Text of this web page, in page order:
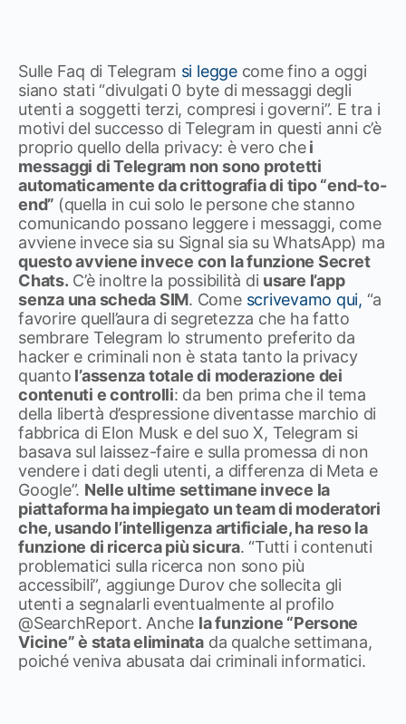
Sulle Faq di Telegram si leggecome fino a oggi
siano stati “divulgati 0 byte di messaggi degli
utenti a soggetti terzi, compresi i governi”. E tra i
motivi del successo di Telegram in questi anni c’è
proprio quello della privacy: è vero chei
messaggi di Telegram non sono protetti
automaticamente da crittografia di tipo “end-to-
end” (quella in cui solo le persone che stanno
comunicando possano leggere i messaggi, come
avviene invece sia su Signal sia su WhatsApp) ma
questo avviene invece con la funzione Secret
Chats. C’è inoltre la possibilità di usare l’app
senza una scheda SIM. Comescrivevamo qui, “a
favorire quell’aura di segretezza che ha fatto
sembrare Telegram lo strumento preferito da
hacker e criminali non è stata tanto la privacy
quanto l’assenza totale di moderazione dei
contenuti e controlli: da ben prima che il tema
della libertà d’espressione diventasse marchio di
fabbrica di Elon Musk e del suo X, Telegram si
basava sul laissez-faire e sulla promessa di non
vendere i dati degli utenti, a differenza di Meta e
Google”. Nelle ultime settimane invece la
piattaforma ha impiegato un team di moderatori
che, usando l’intelligenza artificiale, ha reso la
funzione di ricerca più sicura. “Tutti i contenuti
problematici sulla ricerca non sono più
accessibili”, aggiunge Durov che sollecita gli
utenti a segnalarli eventualmente al profilo
@SearchReport. Anche la funzione “Persone
Vicine” è stata eliminata da qualche settimana,
poiché veniva abusata dai criminali informatici.